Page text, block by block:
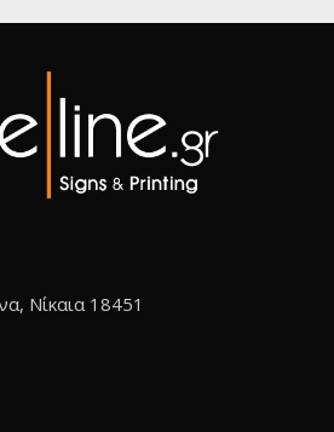
Νίκαια 18451